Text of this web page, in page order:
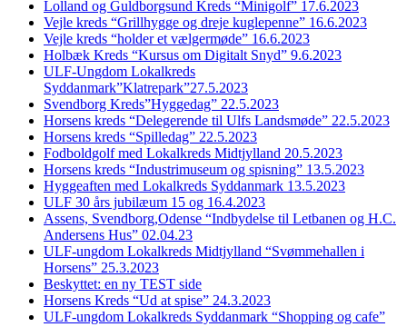
Lolland og Guldborgsund Kreds “Minigolf” 17.6.2023
Vejle kreds “Grillhygge og dreje kuglepenne” 16.6.2023
Vejle kreds “holder et vælgermøde” 16.6.2023
Holbæk Kreds “Kursus om Digitalt Snyd” 9.6.2023
ULF-Ungdom Lokalkreds
Syddanmark”Klatrepark”27.5.2023
Svendborg Kreds”Hyggedag” 22.5.2023
Horsens kreds “Delegerende til Ulfs Landsmøde” 22.5.2023
Horsens kreds “Spilledag” 22.5.2023
Fodboldgolf med Lokalkreds Midtjylland 20.5.2023
Horsens kreds “Industrimuseum og spisning” 13.5.2023
Hyggeaften med Lokalkreds Syddanmark 13.5.2023
ULF 30 års jubilæum 15 og 16.4.2023
Assens, Svendborg,Odense “Indbydelse til Letbanen og H.C.
Andersens Hus” 02.04.23
ULF-ungdom Lokalkreds Midtjylland “Svømmehallen i
Horsens” 25.3.2023
Beskyttet: en ny TEST side
Horsens Kreds “Ud at spise” 24.3.2023
ULF-ungdom Lokalkreds Syddanmark “Shopping og cafe”